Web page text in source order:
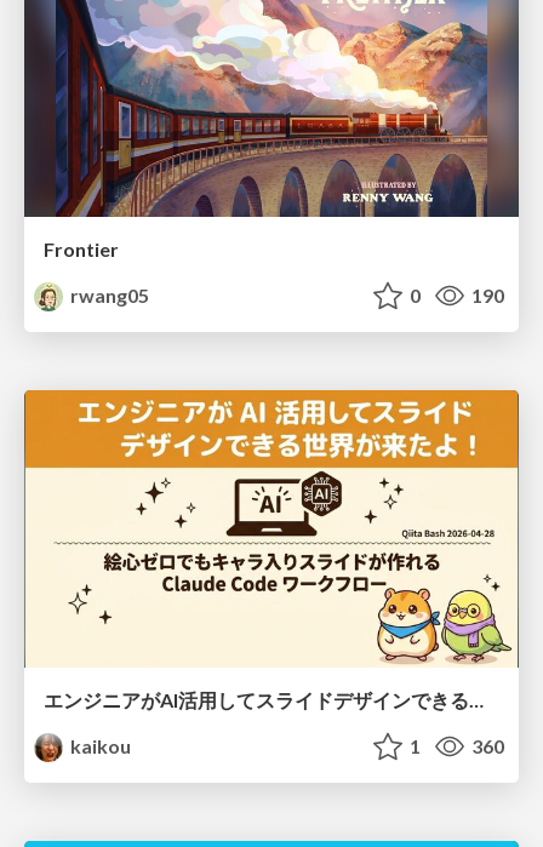
Frontier
rwang05
0 190
エンジニアがAI活用してスライドデザインできる世界が来たよ！
kaikou
1 360